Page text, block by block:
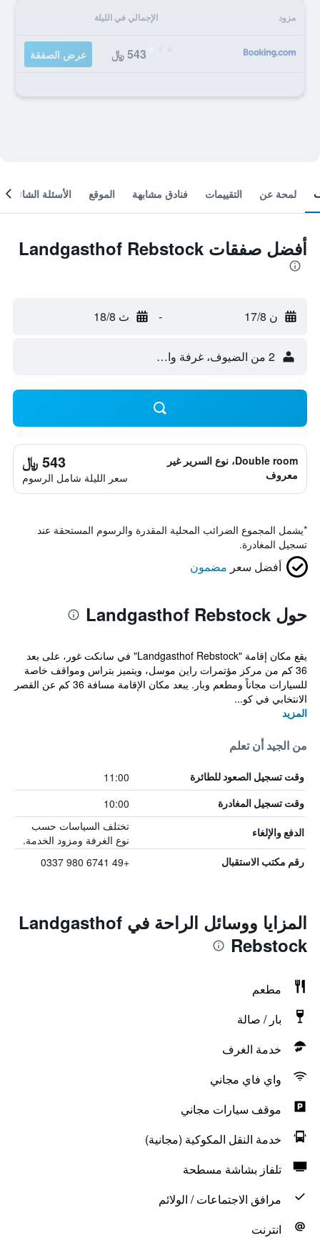
مزود الإجمالي في الليلة
543 ﷼ عرض الصفقة
لمحة عن التقييمات فنادق مشابهة الموقع الأسئلة الشائعة
أفضل صفقات Landgasthof Rebstock
ن 17/8 - ث 18/8
2 من الضيوف، غرفة واحدة
Double room، نوع السرير غير
معروف
543 ﷼
سعر الليلة شامل الرسوم
*يشمل المجموع الضرائب المحلية المقدرة والرسوم المستحقة عند
تسجيل المغادرة.
أفضل سعر مضمون
حول Landgasthof Rebstock
يقع مكان إقامة "Landgasthof Rebstock" في سانكت غور، على بعد
36 كم من مركز مؤتمرات راين موسل، ويتميز بتراس ومواقف خاصة
للسيارات مجاناً ومطعم وبار. يبعد مكان الإقامة مسافة 36 كم عن القصر
الانتخابي في كو...
المزيد
من الجيد أن تعلم
وقت تسجيل الصعود للطائرة 11:00
وقت تسجيل المغادرة 10:00
الدفع والإلغاء
تختلف السياسات حسب
نوع الغرفة ومزود الخدمة.
رقم مكتب الاستقبال +49 6741 980 0337
المزايا ووسائل الراحة في Landgasthof
Rebstock
مطعم
بار / صالة
خدمة الغرف
واي فاي مجاني
موقف سيارات مجاني
خدمة النقل المكوكية (مجانية)
تلفاز بشاشة مسطحة
مرافق الاجتماعات / الولائم
انترنت